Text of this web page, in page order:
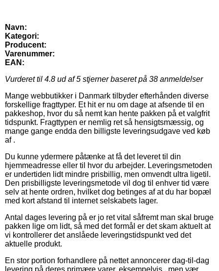
Navn:
Kategori:
Producent:
Varenummer:
EAN:
Vurderet til 4.8 ud af 5 stjerner baseret på 38 anmeldelser
Mange webbutikker i Danmark tilbyder efterhånden diverse
forskellige fragttyper. Et hit er nu om dage at afsende til en
pakkeshop, hvor du så nemt kan hente pakken på et valgfrit
tidspunkt. Fragttypen er nemlig ret så hensigtsmæssig, og
mange gange endda den billigste leveringsudgave ved køb
af .
Du kunne ydermere påtænke at få det leveret til din
hjemmeadresse eller til hvor du arbejder. Leveringsmetoden
er undertiden lidt mindre prisbillig, men omvendt ultra ligetil.
Den prisbilligste leveringsmetode vil dog til enhver tid være
selv at hente ordren, hvilket dog betinges af at du har bopæl
med kort afstand til internet selskabets lager.
Antal dages levering på er jo ret vital såfremt man skal bruge
pakken lige om lidt, så med det formål er det skam aktuelt at
vi kontrollerer det anslåede leveringstidspunkt ved det
aktuelle produkt.
En stor portion forhandlere på nettet annoncerer dag-til-dag